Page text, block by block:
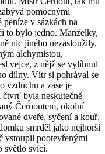
pomocnými
v sázkách na
to bylo jedno. Manželky,
nic jiného nezasloužily.
alchymistou,
vejce, z nějž se vylíhnul
dílny. Vítr si pohrával se
vzduchu a zase je
čtvrť byla neskutečně
Černoutem, okolní
dveře, syčení a kouř,
smrděl jako nejhorší
vstoupil pootevřenými
světlo svící.